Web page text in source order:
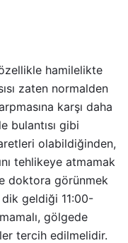
hamilelikte
zaten normalden
karşı daha
bulantısı gibi
olabildiğinden,
tehlikeye atmamak
doktora görünmek
dik geldiği 11:00-
gölgede
tercih edilmelidir.